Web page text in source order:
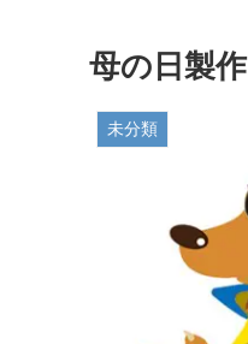
母の日製作
未分類